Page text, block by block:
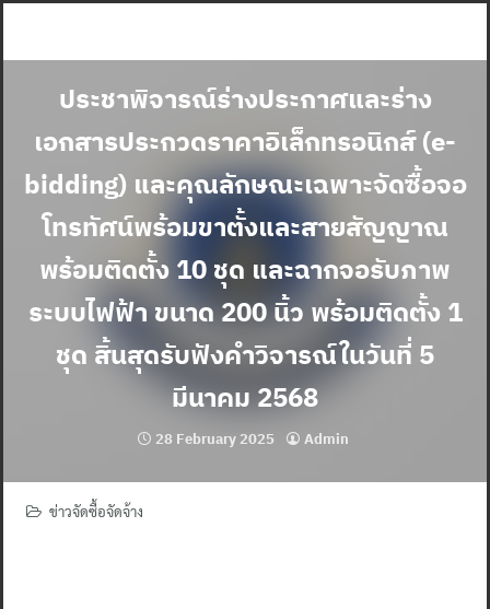
ประชาพิจารณ์ร่างประกาศและร่าง
เอกสารประกวดราคาอิเล็กทรอนิกส์ (e-
bidding) และคุณลักษณะเฉพาะจัดซื้อจอ
โทรทัศน์พร้อมขาตั้งและสายสัญญาณ
พร้อมติดตั้ง 10 ชุด และฉากจอรับภาพ
ระบบไฟฟ้า ขนาด 200 นิ้ว พร้อมติดตั้ง 1
ชุด สิ้นสุดรับฟังคำวิจารณ์ในวันที่ 5
มีนาคม 2568
28 February 2025 Admin
ข่าวจัดซื้อจัดจ้าง